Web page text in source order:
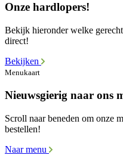
Onze hardlopers!
Bekijk hieronder welke
direct!
Bekijken
Menukaart
Nieuwsgierig naar ons
Scroll naar beneden om onze
bestellen!
Naar menu